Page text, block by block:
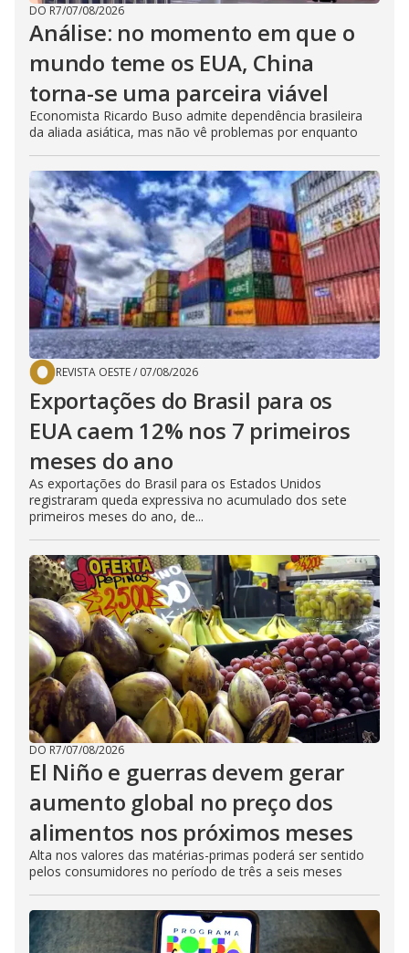
DO R7/07/08/2026
Análise: no momento em que o
mundo teme os EUA, China
torna-se uma parceira viável
Economista Ricardo Buso admite dependência brasileira
da aliada asiática, mas não vê problemas por enquanto
REVISTA OESTE/ 07/08/2026
Exportações do Brasil para os
EUA caem 12% nos 7 primeiros
meses do ano
As exportações do Brasil para os Estados Unidos
registraram queda expressiva no acumulado dos sete
primeiros meses do ano, de...
DO R7/07/08/2026
El Niño e guerras devem gerar
aumento global no preço dos
alimentos nos próximos meses
Alta nos valores das matérias-primas poderá ser sentido
pelos consumidores no período de três a seis meses